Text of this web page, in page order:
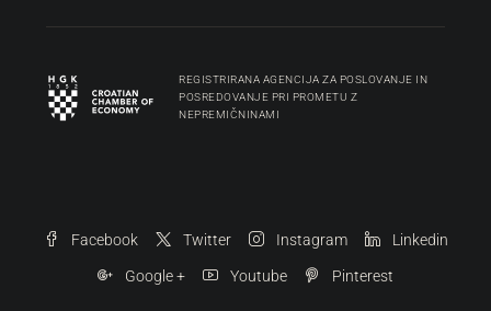
REGISTRIRANA AGENCIJA ZA POSLOVANJE IN
POSREDOVANJE PRI PROMETU Z
NEPREMIČNINAMI
Facebook Twitter Instagram Linkedin
Google + Youtube Pinterest